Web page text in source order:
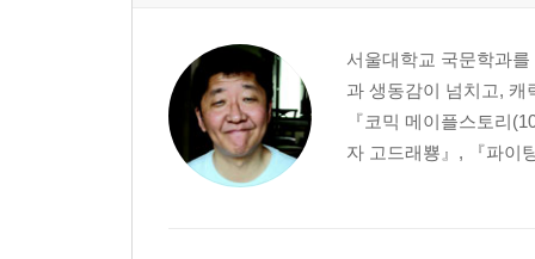
서울대학교 국문학과
과 생동감이 넘치고,
『코믹 메이플스토리
자 고드래뿅』, 『파이